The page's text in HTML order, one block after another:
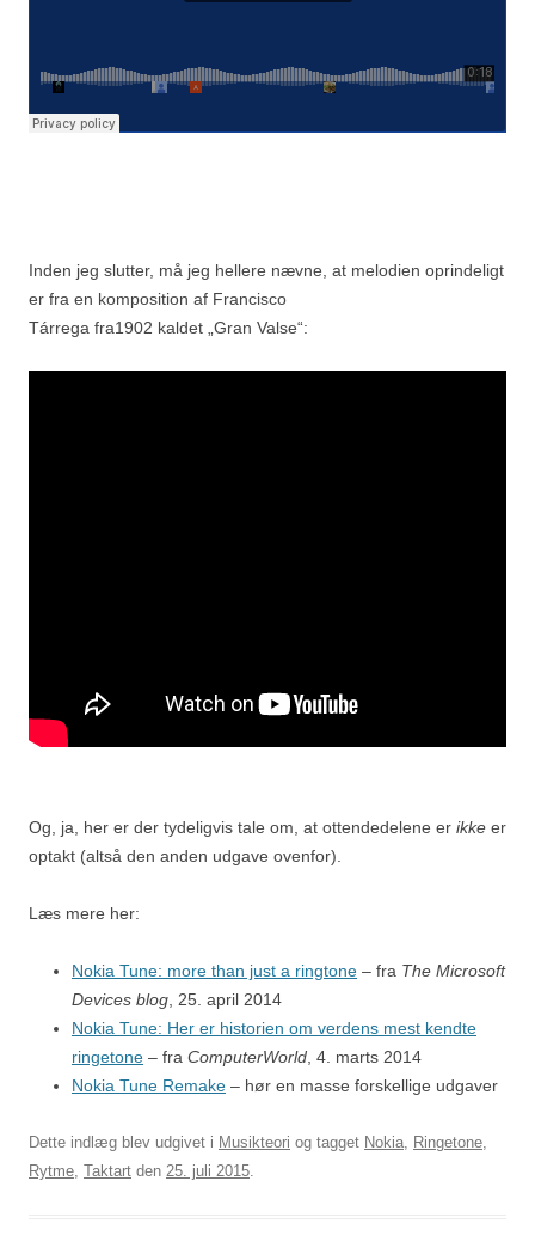
Inden jeg slutter, må jeg hellere nævne, at melodien oprindeligt
er fra en komposition af Francisco
Tárrega fra1902 kaldet „Gran Valse“:
Og, ja, her er der tydeligvis tale om, at ottendedelene er ikke er
optakt (altså den anden udgave ovenfor).
Læs mere her:
Nokia Tune: more than just a ringtone – fra The Microsoft
Devices blog , 25. april 2014
Nokia Tune: Her er historien om verdens mest kendte
ringetone – fra ComputerWorld , 4. marts 2014
Nokia Tune Remake – hør en masse forskellige udgaver
Dette indlæg blev udgivet i Musikteori og tagget Nokia, Ringetone,
Rytme, Taktart den 25. juli 2015.